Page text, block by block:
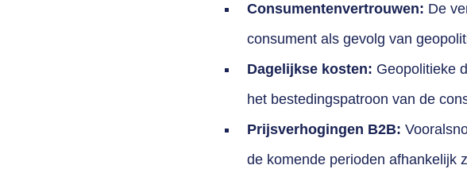
Consumentenvertrouwen: De
consument als gevolg van
Dagelijkse kosten: Geopolitieke
het bestedingspatroon van de
Prijsverhogingen B2B:
de komende perioden afhankelijk